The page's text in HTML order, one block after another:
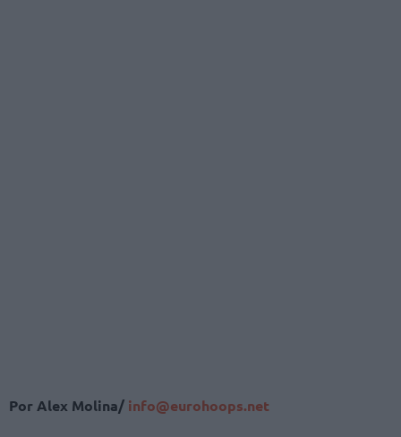
Por Alex Molina/ info@eurohoops.net